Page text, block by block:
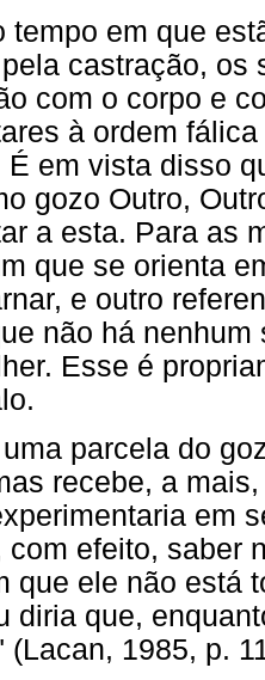
tempo em que
castração, os
com o corpo e
à ordem
É em vista disso
gozo Outro,
a esta. Para as
que se orienta
e outro
não há
Esse é
parcela do
recebe, a
em
com efeito, saber
que ele não está
diria que,
(Lacan, 1985, p.